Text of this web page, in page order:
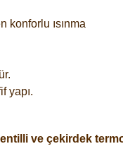
konforlu ısınma
yapı.
ve çekirdek